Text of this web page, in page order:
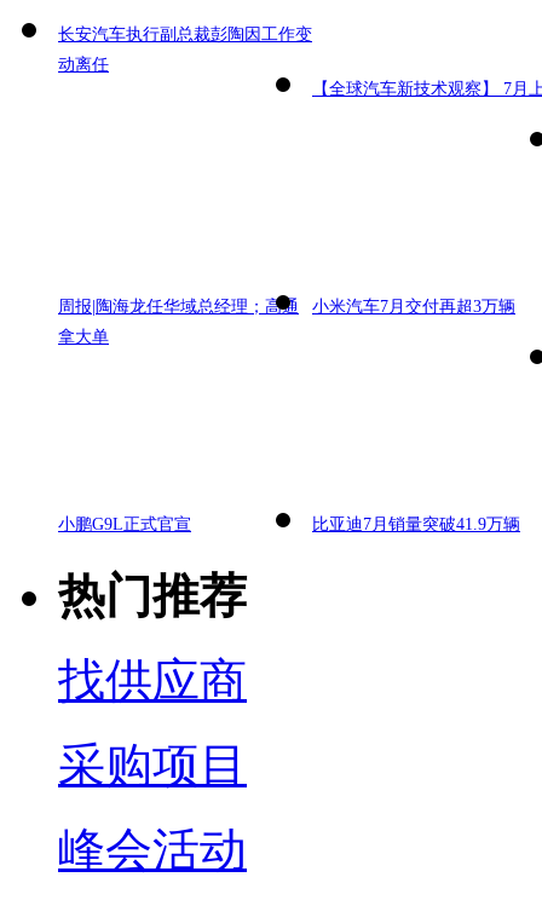
长安汽车执行副总裁彭陶因工作变
动离任
【全球汽车新技术观察】 7月
周报|陶海龙任华域总经理；高通
拿大单
小米汽车7月交付再超3万辆
小鹏G9L正式官宣 比亚迪7月销量突破41.9万辆
热门推荐
找供应商
采购项目
峰会活动